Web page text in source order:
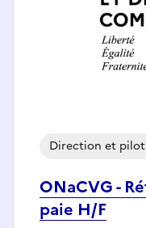
ONaCVG -
paie H/F
Direction et